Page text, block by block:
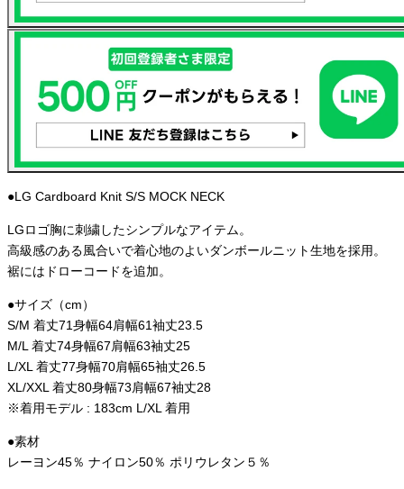
●LG Cardboard Knit S/S MOCK NECK
LGロゴ胸に刺繍したシンプルなアイテム。
高級感のある風合いで着心地のよいダンボールニット生地を採用。
裾にはドローコードを追加。
●サイズ（cm）
S/M 着丈71身幅64肩幅61袖丈23.5
M/L 着丈74身幅67肩幅63袖丈25
L/XL 着丈77身幅70肩幅65袖丈26.5
XL/XXL 着丈80身幅73肩幅67袖丈28
※着用モデル : 183cm L/XL 着用
●素材
レーヨン45％ ナイロン50％ ポリウレタン５％